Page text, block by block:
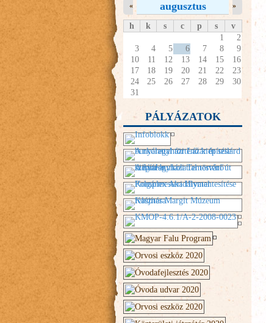
augusztus
« »
h k s c p s
v
1
2
3
4 5 6 7 8
9
10
11 12 13 14 15
16
17
18 19 20 21 22
23
24
25 26 27 28 29
30
31
PÁLYÁZATOK